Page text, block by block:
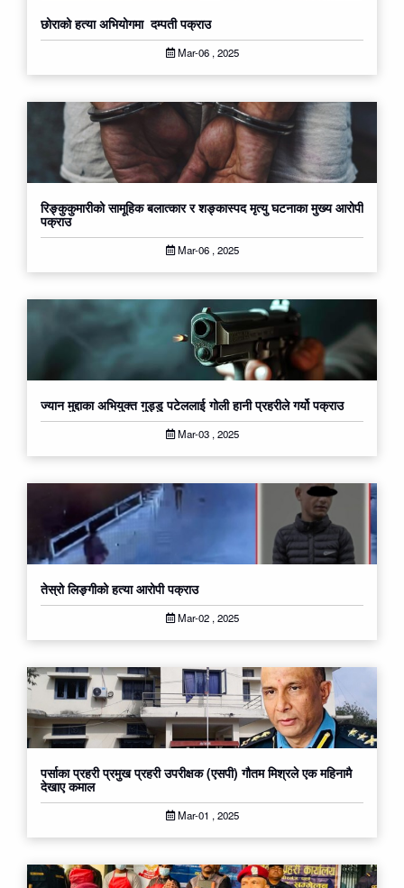
छोराको हत्या अभियोगमा दम्पती पक्राउ
Mar-06 , 2025
रिङ्कुकुमारीको सामूहिक बलात्कार र शङ्कास्पद मृत्यु घटनाका मुख्य आरोपी
पक्राउ
Mar-06 , 2025
ज्यान मुद्दाका अभियुक्त गुड्डु पटेललाई गोली हानी प्रहरीले गर्यो पक्राउ
Mar-03 , 2025
तेस्रो लिङ्गीको हत्या आरोपी पक्राउ
Mar-02 , 2025
पर्साका प्रहरी प्रमुख प्रहरी उपरीक्षक (एसपी) गौतम मिश्रले एक महिनामै
देखाए कमाल
Mar-01 , 2025